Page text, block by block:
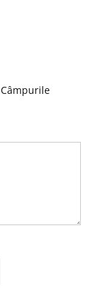
Câmpurile